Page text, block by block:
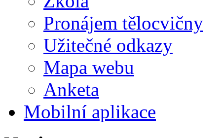
Pronájem tělocvičny
Užitečné odkazy
Mapa webu
Anketa
Mobilní aplikace